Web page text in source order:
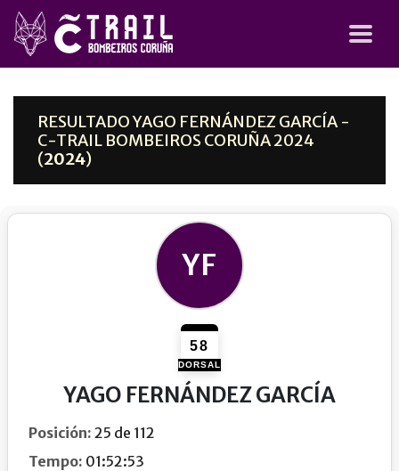
RESULTADO YAGO FERNÁNDEZ GARCÍA -
C-TRAIL BOMBEIROS CORUÑA 2024
(2024)
YF
58
DORSAL
YAGO FERNÁNDEZ GARCÍA
Posición: 25 de 112
Tempo: 01:52:53